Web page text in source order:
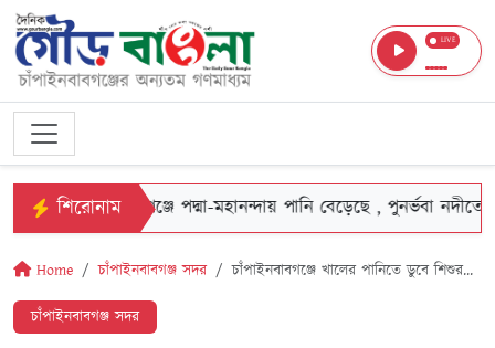
LIVE
শিরোনাম
চাঁপাইনবাবগঞ্জে পদ্মা-মহানন্দায় পানি বেড়েছে , পুনর্ভবা নদীতে
Home চাঁপাইনবাবগঞ্জ সদর চাঁপাইনবাবগঞ্জে খালের পানিতে ডুবে শিশুর...
চাঁপাইনবাবগঞ্জ সদর